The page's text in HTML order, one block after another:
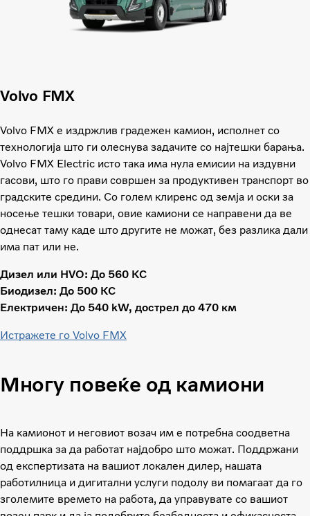
Volvo FMX
Volvo FMX е издржлив градежен камион, исполнет со
технологија што ги олеснува задачите со најтешки барања.
Volvo FMX Electric исто така има нула емисии на издувни
гасови, што го прави совршен за продуктивен транспорт во
градските средини. Со голем клиренс од земја и оски за
носење тешки товари, овие камиони се направени да ве
однесат таму каде што другите не можат, без разлика дали
има пат или не.
Дизел или HVO: До 560 КС
Биодизел: До 500 КС
Електричен: До 540 kW, дострел до 470 км
Истражете го Volvo FMX
Многу повеќе од камиони
На камионот и неговиот возач им е потребна соодветна
поддршка за да работат најдобро што можат. Поддржани
од експертизата на вашиот локален дилер, нашата
работилница и дигитални услуги подолу ви помагаат да го
зголемите времето на работа, да управувате со вашиот